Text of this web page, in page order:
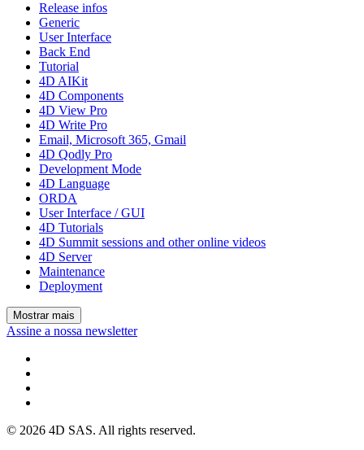
Release infos
Generic
User Interface
Back End
Tutorial
4D AIKit
4D Components
4D View Pro
4D Write Pro
Email, Microsoft 365, Gmail
4D Qodly Pro
Development Mode
4D Language
ORDA
User Interface / GUI
4D Tutorials
4D Summit sessions and other online videos
4D Server
Maintenance
Deployment
Mostrar mais
Assine a nossa newsletter
© 2026 4D SAS. All rights reserved.